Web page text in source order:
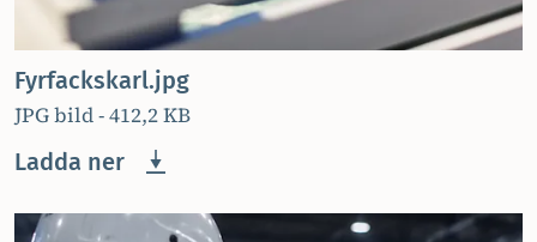
Fyrfackskarl.jpg
JPG bild - 412,2 KB
Ladda ner